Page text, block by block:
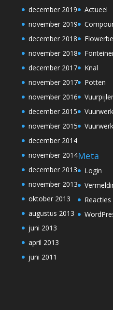
december 2019
november 2019
december 2018
november 2018
december 2017
november 2017
november 2016
december 2015
november 2015
december 2014
november 2014
december 2013
november 2013
oktober 2013
augustus 2013
juni 2013
april 2013
juni 2011
Actueel
Knal
Potten
Meta
Login